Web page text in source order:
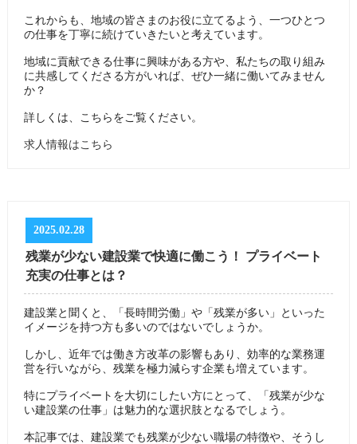
これからも、地域の皆さまのお役に立てるよう、一つひとつ
の仕事を丁寧に続けていきたいと考えています。
地域に貢献できる仕事に興味がある方や、私たちの取り組み
に共感してくださる方がいれば、ぜひ一緒に働いてみません
か？
詳しくは、こちらをご覧ください。
求人情報はこちら
2025.02.28
残業が少ない建設業で快適に働こう！ プライベート
充実の仕事とは？
建設業と聞くと、「長時間労働」や「残業が多い」といった
イメージを持つ方も多いのではないでしょうか。
しかし、近年では働き方改革の影響もあり、効率的な業務運
営を行いながら、残業を極力減らす企業も増えています。
特にプライベートを大切にしたい方にとって、「残業が少な
い建設業の仕事」は魅力的な選択肢となるでしょう。
本記事では、建設業でも残業が少ない職場の特徴や、そうし